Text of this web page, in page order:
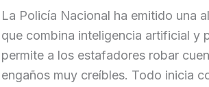
La Policía Nacional ha emitido una
que combina inteligencia artificial y
permite a los estafadores robar
engaños muy creíbles. Todo inicia